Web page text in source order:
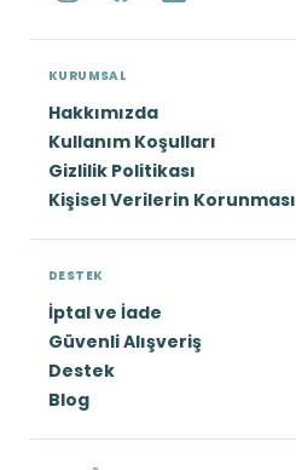
KURUMSAL
Hakkımızda
Kullanım Koşulları
Gizlilik Politikası
Kişisel Verilerin Korunması
DESTEK
İptal ve İade
Güvenli Alışveriş
Destek
Blog